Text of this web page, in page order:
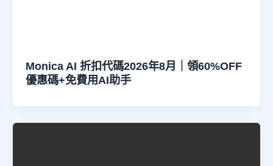
Monica AI 折扣代碼2026年8月｜領60%OFF
優惠碼+免費用AI助手